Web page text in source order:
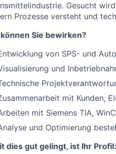
Gesucht
Prozesse versteht und
Sie bewirken?
von SPS- und
und
mit Kunden,
mit Siemens TIA,
und Optimierung
dies gut gelingt, ist Ihr Profil: